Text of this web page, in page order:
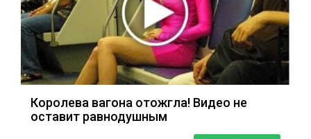
Королева вагона отожгла! Видео не
оставит равнодушным